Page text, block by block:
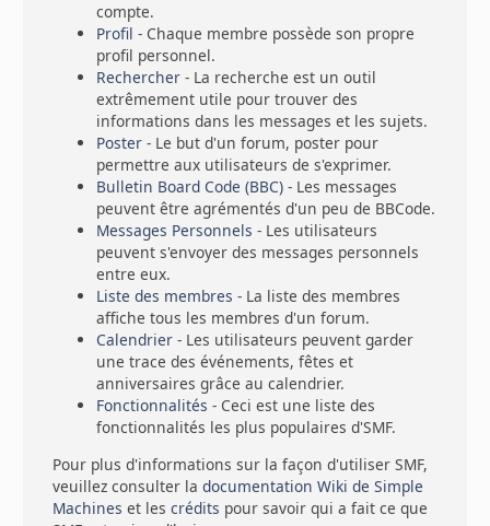
compte.
Profil - Chaque membre possède son propre
profil personnel.
Rechercher - La recherche est un outil
extrêmement utile pour trouver des
informations dans les messages et les sujets.
Poster - Le but d'un forum, poster pour
permettre aux utilisateurs de s'exprimer.
Bulletin Board Code (BBC) - Les messages
peuvent être agrémentés d'un peu de BBCode.
Messages Personnels - Les utilisateurs
peuvent s'envoyer des messages personnels
entre eux.
Liste des membres - La liste des membres
affiche tous les membres d'un forum.
Calendrier - Les utilisateurs peuvent garder
une trace des événements, fêtes et
anniversaires grâce au calendrier.
Fonctionnalités - Ceci est une liste des
fonctionnalités les plus populaires d'SMF.
Pour plus d'informations sur la façon d'utiliser SMF,
veuillez consulter ladocumentation Wiki de Simple
Machines et lescrédits pour savoir qui a fait ce que